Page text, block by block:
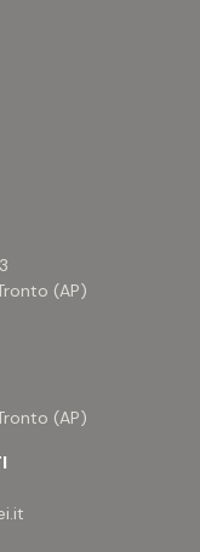
(AP)
(AP)